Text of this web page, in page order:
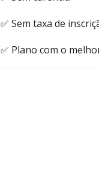
✅ Sem taxa de
✅ Plano com o